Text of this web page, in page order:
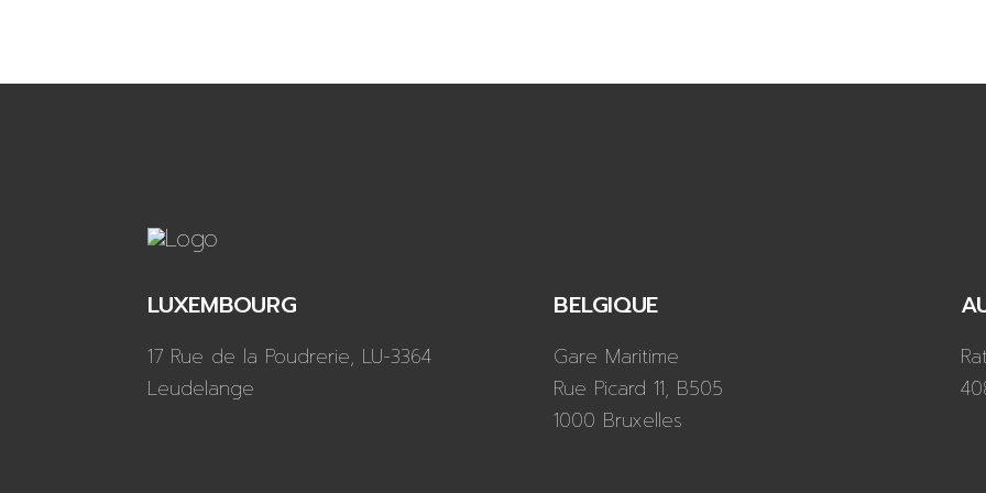
LUXEMBOURG
17 Rue de la Poudrerie, LU-3364
Leudelange
BELGIQUE
Gare Maritime
Rue Picard 11, B505
1000 Bruxelles